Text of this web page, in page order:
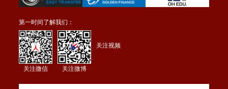
第一时间了解我们：
关注微信 关注微博
关注视频